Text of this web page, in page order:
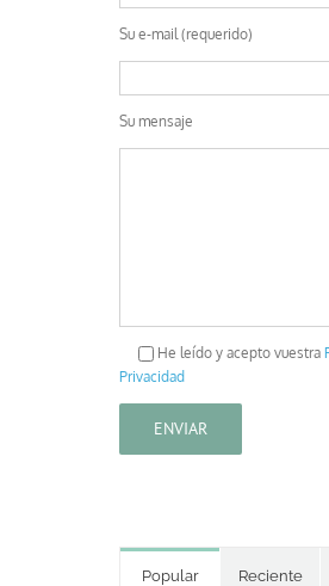
Su e-mail (requerido)
Su mensaje
He leído y acepto vuestra
Privacidad
Popular Reciente